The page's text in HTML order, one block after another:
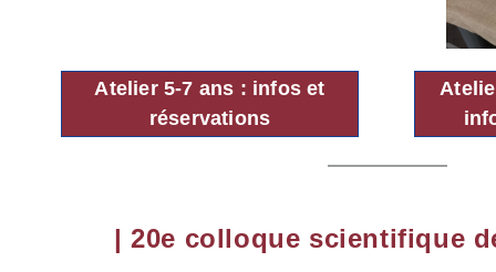
Atelier 5-7 ans : infos et
réservations
| 20e colloque scientifique